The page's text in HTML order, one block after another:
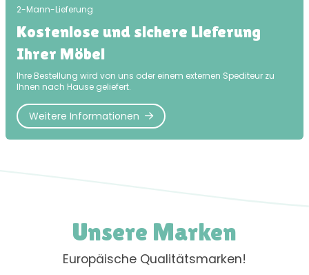
2-Mann-Lieferung
Kostenlose und sichere Lieferung
Ihrer Möbel
Ihre Bestellung wird von uns oder einem externen Spediteur zu
Ihnen nach Hause geliefert.
Weitere Informationen
Unsere Marken
Europäische Qualitätsmarken!